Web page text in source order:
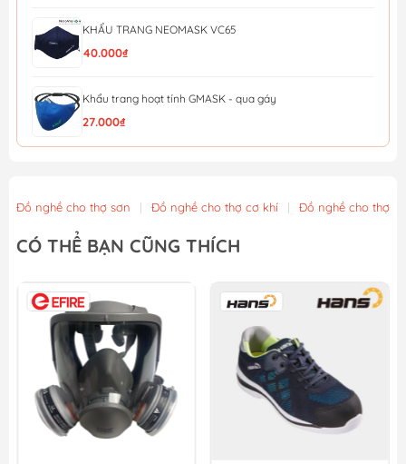
KHẨU TRANG NEOMASK VC65
40.000₫
Khẩu trang hoạt tính GMASK - qua gáy
27.000₫
Khẩu Trang Lọc Độc (MM Đài loan) Bảo Bình 620
22.000₫
[Sale 8/8] Khẩu Trang Than Hoạt Tính Evergreen C750V
43.000₫
Đồ nghề cho thợ sơn | Đồ nghề cho thợ cơ khí | Đồ nghề cho thợ
CÓ THỂ BẠN CŨNG THÍCH